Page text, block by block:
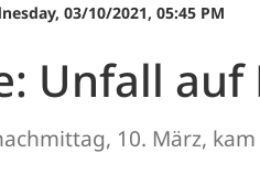
03/10/2021, 05:45 PM
Unfall auf
10. März,